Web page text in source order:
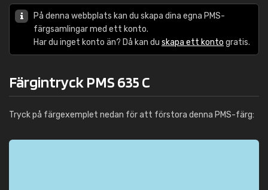
På denna webbplats kan du skapa dina egna PMS-
färgsamlingar med ett konto.
Har du inget konto än? Då kan du skapa ett konto gratis.
Färgintryck PMS 635 C
Tryck på färgexemplet nedan för att förstora denna PMS-färg: